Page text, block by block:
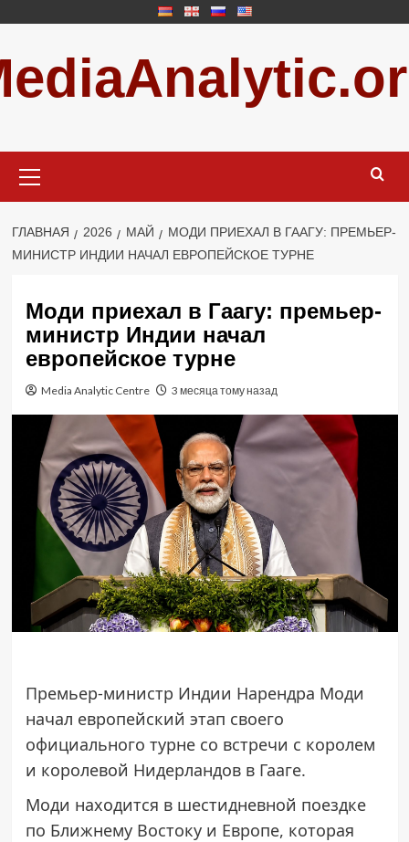
содержимому
меню
ГЛАВНАЯ 2026 МАЙ
МОДИ ПРИЕХАЛ В ГААГУ: ПРЕМЬЕР-
МИНИСТР ИНДИИ НАЧАЛ ЕВРОПЕЙСКОЕ ТУРНЕ
Моди приехал в Гаагу: премьер-
министр Индии начал
европейское турне
Media Analytic Centre 3 месяца тому назад
Премьер-министр Индии Нарендра Моди
начал европейский этап своего
официального турне со встречи с королем
и королевой Нидерландов в Гааге.
Моди находится в шестидневной поездке
по Ближнему Востоку и Европе, которая